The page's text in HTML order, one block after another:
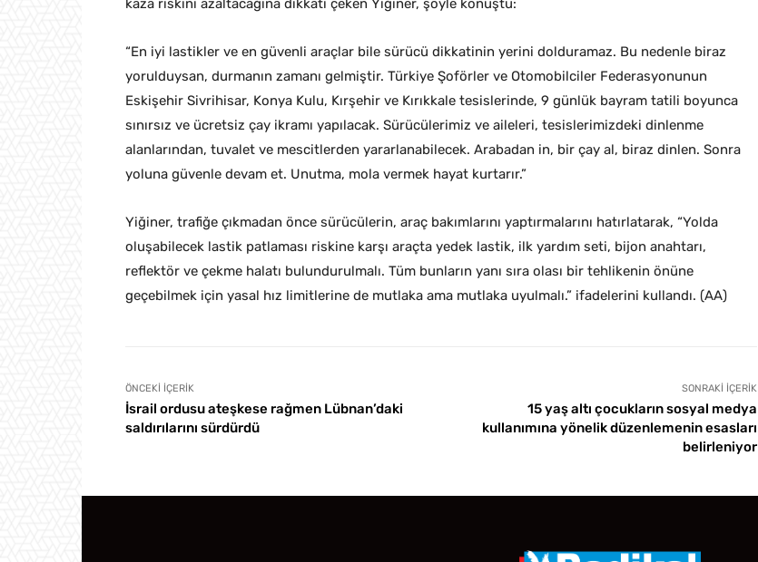
kaza riskini azaltacağına dikkati çeken Yiğiner, şöyle konuştu:
“En iyi lastikler ve en güvenli araçlar bile sürücü dikkatinin yerini dolduramaz. Bu nedenle biraz
yorulduysan, durmanın zamanı gelmiştir. Türkiye Şoförler ve Otomobilciler Federasyonunun
Eskişehir Sivrihisar, Konya Kulu, Kırşehir ve Kırıkkale tesislerinde, 9 günlük bayram tatili boyunca
sınırsız ve ücretsiz çay ikramı yapılacak. Sürücülerimiz ve aileleri, tesislerimizdeki dinlenme
alanlarından, tuvalet ve mescitlerden yararlanabilecek. Arabadan in, bir çay al, biraz dinlen. Sonra
yoluna güvenle devam et. Unutma, mola vermek hayat kurtarır.”
Yiğiner, trafiğe çıkmadan önce sürücülerin, araç bakımlarını yaptırmalarını hatırlatarak, “Yolda
oluşabilecek lastik patlaması riskine karşı araçta yedek lastik, ilk yardım seti, bijon anahtarı,
reflektör ve çekme halatı bulundurulmalı. Tüm bunların yanı sıra olası bir tehlikenin önüne
geçebilmek için yasal hız limitlerine de mutlaka ama mutlaka uyulmalı.” ifadelerini kullandı. (AA)
ÖNCEKI İÇERIK
İsrail ordusu ateşkese rağmen Lübnan’daki
saldırılarını sürdürdü
SONRAKI İÇERIK
15 yaş altı çocukların sosyal medya
kullanımına yönelik düzenlemenin esasları
belirleniyor